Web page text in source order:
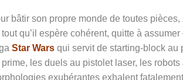
bâtir son propre monde de toutes
tout qu’il espère cohérent, quitte à
Star Wars qui servit de starting-block au
prime, les duels au pistolet laser, les
exubérantes exhalent